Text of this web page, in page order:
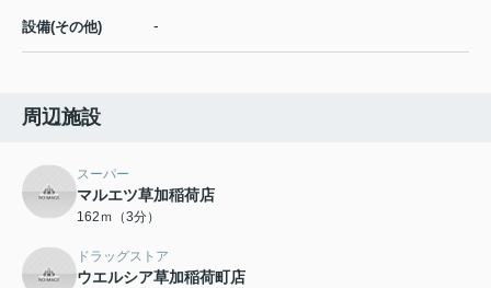
設備(その他) -
周辺施設
スーパー
マルエツ草加稲荷店
162ｍ（3分）
ドラッグストア
ウエルシア草加稲荷町店